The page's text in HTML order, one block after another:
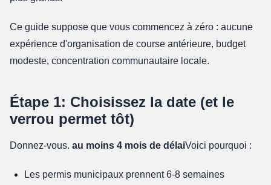
Ce guide suppose que vous commencez à zéro : aucune
expérience d'organisation de course antérieure, budget
modeste, concentration communautaire locale.
Étape 1: Choisissez la date (et le
verrou permet tôt)
Donnez-vous. au moins 4 mois de délaiVoici pourquoi :
Les permis municipaux prennent 6-8 semaines